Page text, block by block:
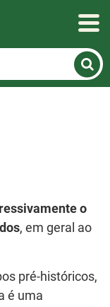
o
, em geral ao
pré-históricos,
é uma